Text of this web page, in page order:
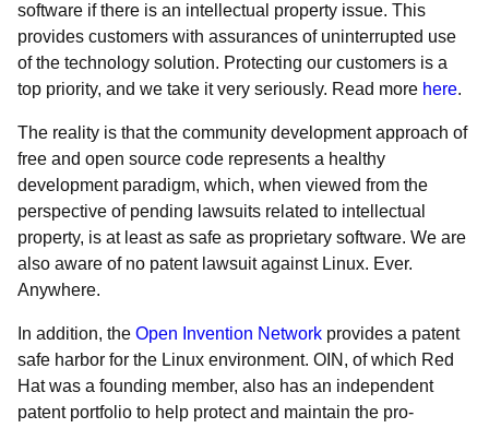
software if there is an intellectual property issue. This
provides customers with assurances of uninterrupted use
of the technology solution. Protecting our customers is a
top priority, and we take it very seriously. Read more here.
The reality is that the community development approach of
free and open source code represents a healthy
development paradigm, which, when viewed from the
perspective of pending lawsuits related to intellectual
property, is at least as safe as proprietary software. We are
also aware of no patent lawsuit against Linux. Ever.
Anywhere.
In addition, the Open Invention Network provides a patent
safe harbor for the Linux environment. OIN, of which Red
Hat was a founding member, also has an independent
patent portfolio to help protect and maintain the pro-